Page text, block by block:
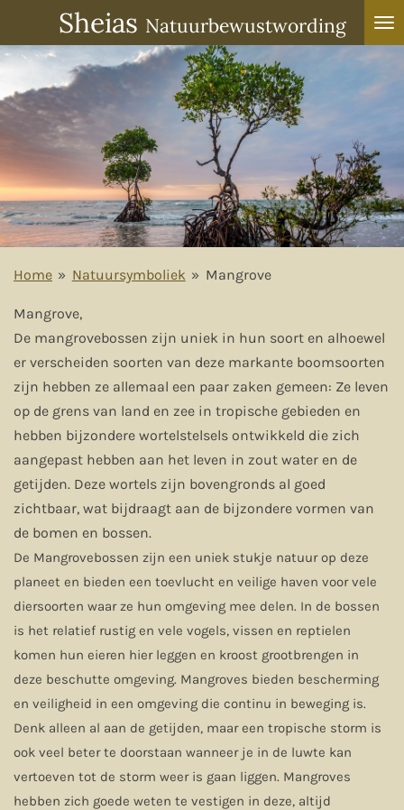
direct
de
hoofdinhoud
Sheias Natuurbewustwording
Home » Natuursymboliek » Mangrove
Mangrove,
De mangrovebossen zijn uniek in hun soort en alhoewel
er verscheiden soorten van deze markante boomsoorten
zijn hebben ze allemaal een paar zaken gemeen: Ze leven
op de grens van land en zee in tropische gebieden en
hebben bijzondere wortelstelsels ontwikkeld die zich
aangepast hebben aan het leven in zout water en de
getijden. Deze wortels zijn bovengronds al goed
zichtbaar, wat bijdraagt aan de bijzondere vormen van
de bomen en bossen.
De Mangrovebossen zijn een uniek stukje natuur op deze
planeet en bieden een toevlucht en veilige haven voor vele
diersoorten waar ze hun omgeving mee delen. In de bossen
is het relatief rustig en vele vogels, vissen en reptielen
komen hun eieren hier leggen en kroost grootbrengen in
deze beschutte omgeving. Mangroves bieden bescherming
en veiligheid in een omgeving die continu in beweging is.
Denk alleen al aan de getijden, maar een tropische storm is
ook veel beter te doorstaan wanneer je in de luwte kan
vertoeven tot de storm weer is gaan liggen. Mangroves
hebben zich goede weten te vestigen in deze, altijd